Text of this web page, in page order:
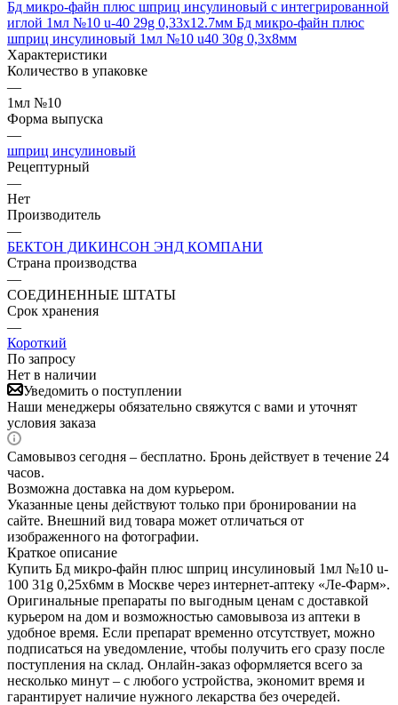
Бд микро-файн плюс шприц инсулиновый с интегрированной
иглой 1мл №10 u-40 29g 0,33х12.7мм Бд микро-файн плюс
шприц инсулиновый 1мл №10 u40 30g 0,3х8мм
Характеристики
Количество в упаковке
—
1мл №10
Форма выпуска
—
шприц инсулиновый
Рецептурный
—
Нет
Производитель
—
БЕКТОН ДИКИНСОН ЭНД КОМПАНИ
Страна производства
—
СОЕДИНЕННЫЕ ШТАТЫ
Срок хранения
—
Короткий
По запросу
Нет в наличии
Уведомить о поступлении
Наши менеджеры обязательно свяжутся с вами и уточнят
условия заказа
Самовывоз сегодня – бесплатно. Бронь действует в течение 24
часов.
Возможна доставка на дом курьером.
Указанные цены действуют только при бронировании на
сайте. Внешний вид товара может отличаться от
изображенного на фотографии.
Краткое описание
Купить Бд микро-файн плюс шприц инсулиновый 1мл №10 u-
100 31g 0,25х6мм в Москве через интернет-аптеку «Ле-Фарм».
Оригинальные препараты по выгодным ценам с доставкой
курьером на дом и возможностью самовывоза из аптеки в
удобное время. Если препарат временно отсутствует, можно
подписаться на уведомление, чтобы получить его сразу после
поступления на склад. Онлайн-заказ оформляется всего за
несколько минут – с любого устройства, экономит время и
гарантирует наличие нужного лекарства без очередей.